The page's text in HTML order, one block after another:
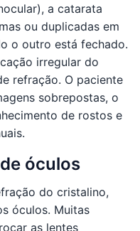
a catarata
ou duplicadas em
o outro está fechado.
irregular do
refração. O paciente
sobrepostas, o
de rostos e
óculos
do cristalino,
óculos. Muitas
as lentes